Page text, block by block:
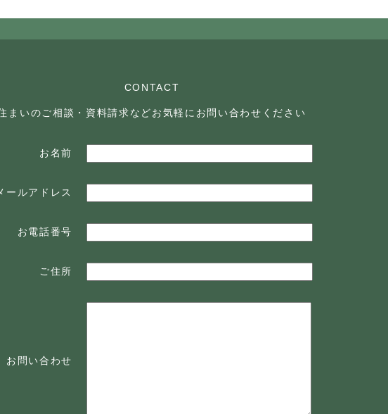
CONTACT
まいのご相談・資料請求などお気軽に お問い合わせください
お名前
ールアドレス
お電話番号
ご住所
お問い合わせ